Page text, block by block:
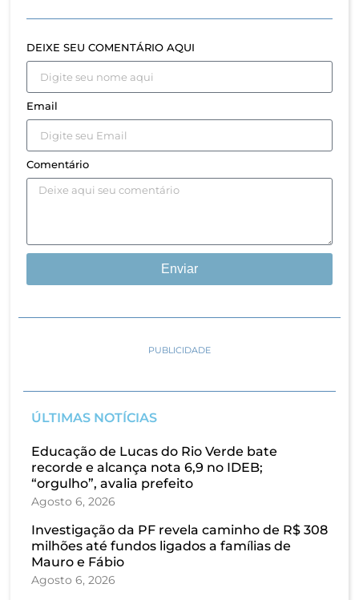
DEIXE SEU COMENTÁRIO AQUI
Email
Comentário
Enviar
PUBLICIDADE
ÚLTIMAS NOTÍCIAS
Educação de Lucas do Rio Verde bate
recorde e alcança nota 6,9 no IDEB;
“orgulho”, avalia prefeito
Agosto 6, 2026
Investigação da PF revela caminho de R$ 308
milhões até fundos ligados a famílias de
Mauro e Fábio
Agosto 6, 2026